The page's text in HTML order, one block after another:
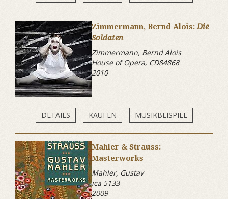
Zimmermann, Bernd Alois:Die
Soldaten
Zimmermann, Bernd Alois
House of Opera, CD84868
2010
DETAILS KAUFEN MUSIKBEISPIEL
Mahler & Strauss:
Masterworks
Mahler, Gustav
ica 5133
2009